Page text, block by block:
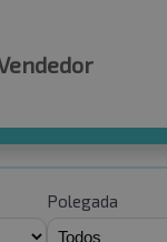
Polegada